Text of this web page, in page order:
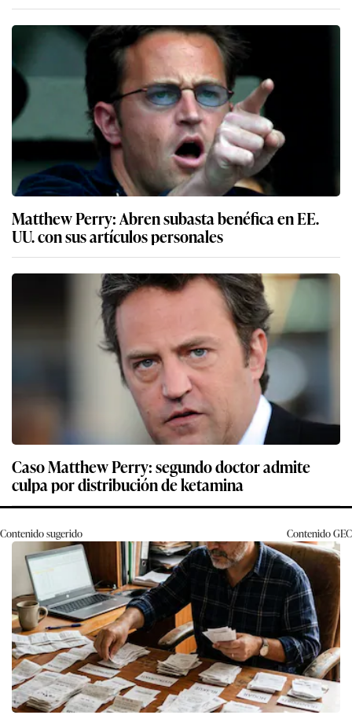
Matthew Perry: Abren subasta benéfica en EE.
UU. con sus artículos personales
Caso Matthew Perry: segundo doctor admite
culpa por distribución de ketamina
Contenido sugerido ContenidoGEC